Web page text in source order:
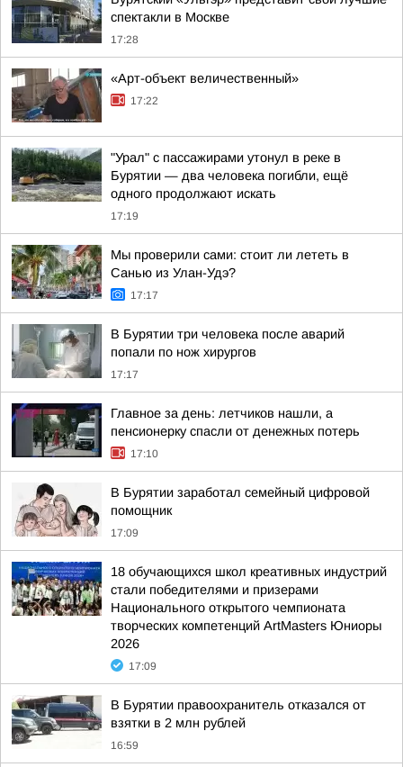
спектакли в Москве
17:28
«Арт-объект величественный»
17:22
"Урал" с пассажирами утонул в реке в
Бурятии — два человека погибли, ещё
одного продолжают искать
17:19
Мы проверили сами: стоит ли лететь в
Санью из Улан-Удэ?
17:17
В Бурятии три человека после аварий
попали по нож хирургов
17:17
Главное за день: летчиков нашли, а
пенсионерку спасли от денежных потерь
17:10
В Бурятии заработал семейный цифровой
помощник
17:09
18 обучающихся школ креативных индустрий
стали победителями и призерами
Национального открытого чемпионата
творческих компетенций ArtMasters Юниоры
2026
17:09
В Бурятии правоохранитель отказался от
взятки в 2 млн рублей
16:59